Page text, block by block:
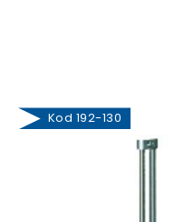
Kod 192-130